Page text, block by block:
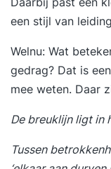
incompany
bepaald. De
Amsterdam. De training wordt zowel op open
inschrijving als
een stijl van
Welnu: Wat
gedrag? Dat is
mee weten. Daar
De breuklijn ligt in
Tussen